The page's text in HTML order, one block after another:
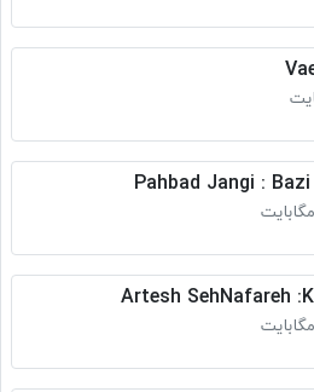
Pahbad Jangi :
Artesh SehNafareh